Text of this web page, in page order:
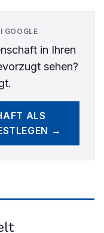
GOOGLE
in Ihren
sehen?
ALS
→